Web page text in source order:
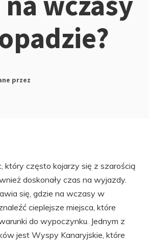
przez
który często kojarzy się z szarością
doskonały czas na wyjazdy.
się, gdzie na wczasy w
cieplejsze miejsca, które
do wypoczynku. Jednym z
jest Wyspy Kanaryjskie, które